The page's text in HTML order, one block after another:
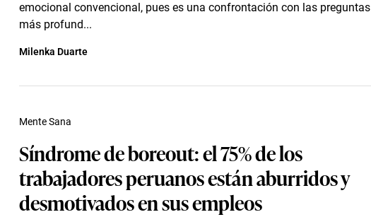
emocional convencional, pues es una confrontación con las preguntas
más profund...
Milenka Duarte
Síndrome de boreout: el 75% de los
trabajadores peruanos están aburridos y
desmotivados en sus empleos
Mente Sana